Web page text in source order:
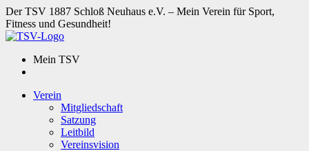
Der TSV 1887 Schloß Neuhaus e.V. – Mein Verein für Sport,
Fitness und Gesundheit!
Mein TSV
Verein
Mitgliedschaft
Satzung
Leitbild
Vereinsvision